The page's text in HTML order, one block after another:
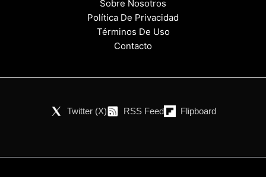
Sobre Nosotros
Política De Privacidad
Términos De Uso
Contacto
Twitter (X) RSS Feed Flipboard